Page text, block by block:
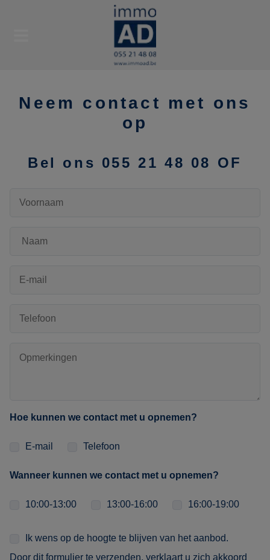
Neem contact met ons
op
Bel ons 055 21 48 08 OF
Hoe kunnen we contact met u opnemen?
E-mail Telefoon
Wanneer kunnen we contact met u opnemen?
10:00-13:00 13:00-16:00 16:00-19:00
Ik wens op de hoogte te blijven van het aanbod.
Door dit formulier te verzenden, verklaart u zich akkoord